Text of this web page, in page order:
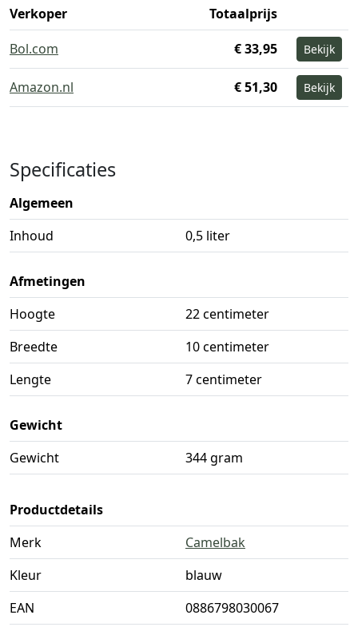
Verkoper
Totaalprijs
Bol.com
€ 33,95 Bekijk
Amazon.nl € 51,30 Bekijk
Specificaties
Algemeen
Inhoud
0,5 liter
Afmetingen
Hoogte
22 centimeter
Breedte
10 centimeter
Lengte
7 centimeter
Gewicht
Gewicht
344 gram
Productdetails
Merk
Camelbak
Kleur
blauw
EAN
0886798030067